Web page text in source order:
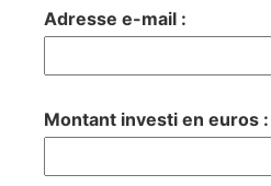
Adresse e-mail :
Montant investi en euros :